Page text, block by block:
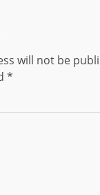
will not be
*